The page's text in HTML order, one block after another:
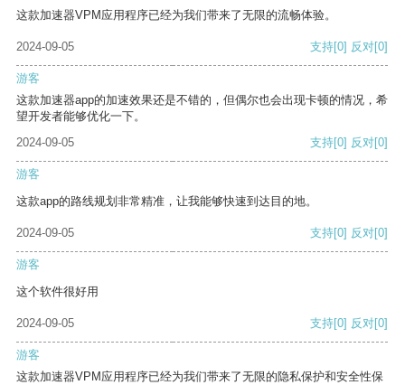
这款加速器VPM应用程序已经为我们带来了无限的流畅体验。
2024-09-05 支持[0] 反对[0]
游客
这款加速器app的加速效果还是不错的，但偶尔也会出现卡顿的情况，希
望开发者能够优化一下。
2024-09-05
支持[0] 反对[0]
游客
这款app的路线规划非常精准，让我能够快速到达目的地。
2024-09-05 支持[0] 反对[0]
游客
这个软件很好用
2024-09-05 支持[0] 反对[0]
游客
这款加速器VPM应用程序已经为我们带来了无限的隐私保护和安全性保